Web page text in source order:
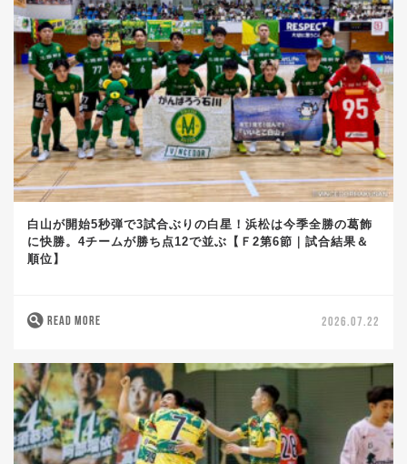
白山が開始5秒弾で3試合ぶりの白星！浜松は今季全勝の葛飾
に快勝。4チームが勝ち点12で並ぶ【Ｆ2第6節｜試合結果＆
順位】
READ MORE 2026.07.22